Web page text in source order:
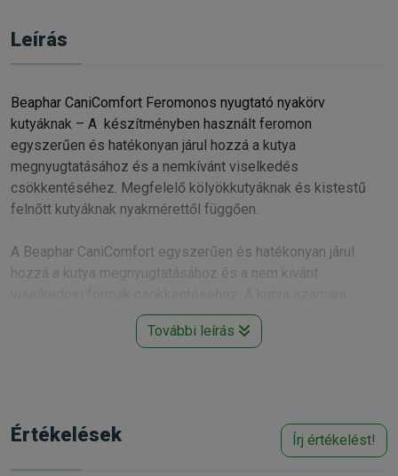
Leírás
Beaphar CaniComfort Feromonos nyugtató nyakörv
kutyáknak – A készítményben használt feromon
egyszerűen és hatékonyan járul hozzá a kutya
megnyugtatásához és a nemkívánt viselkedés
csökkentéséhez. Megfelelő kölyökkutyáknak és kistestű
felnőtt kutyáknak nyakmérettől függően.
A Beaphar CaniComfort egyszerűen és hatékonyan járul
hozzá a kutya megnyugtatásához és a nem kívánt
biztonságérzetet nyújtó appezin feromon analóg
alkalmazásával elősegíthető a nyugodt környezet
A Beaphar CaniComfort különösen hatékony, amikor a kutyát
új környezeti hatások (pl. beszoktatás, találkozás új kutyával,
További leírás
Értékelések Írj értékelést!